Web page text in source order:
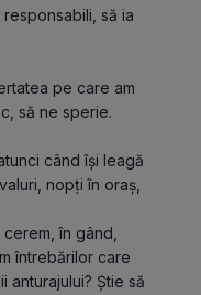
să ia
pe care am
să ne sperie.
când își leagă
nopți în oraș,
în gând,
întrebărilor care
anturajului? Știe să